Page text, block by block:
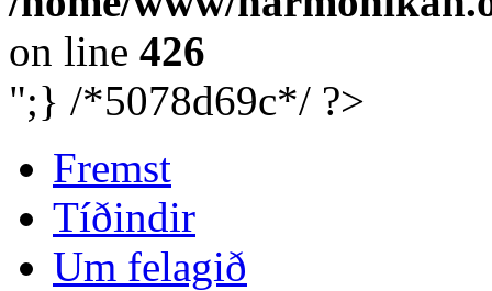
on line 426
";} /*5078d69c*/ ?>
Fremst
Tíðindir
Um felagið